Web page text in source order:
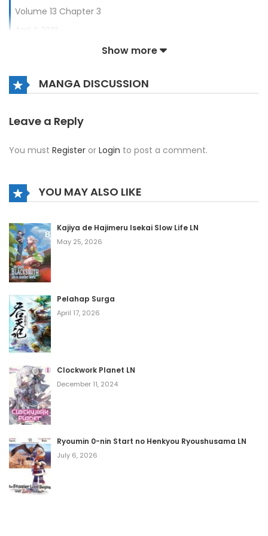
Volume 13 Chapter 3
April 3, 2022
Volume 13 Chapter 1
April 3, 2022
Volume 12 Chapter 3
April 3, 2022
Volume 12 Chapter 2
April 3, 2022
Volume 12 Chapter 1
Volume 12 Chapter 0
April 3, 2022
Volume 11 Chapter 4
April 2, 2022
Volume 11 Chapter 3
April 2, 2022
Volume 11 Chapter 2
April 2, 2022
Volume 11 Chapter 1
Show more
MANGA DISCUSSION
Leave a Reply
You must Register or Login to post a comment.
YOU MAY ALSO LIKE
Kajiya de Hajimeru Isekai Slow Life LN
May 25, 2026
Pelahap Surga
April 17, 2026
Clockwork Planet LN
December 11, 2024
Ryoumin 0-nin Start no Henkyou Ryoushusama LN
July 6, 2026